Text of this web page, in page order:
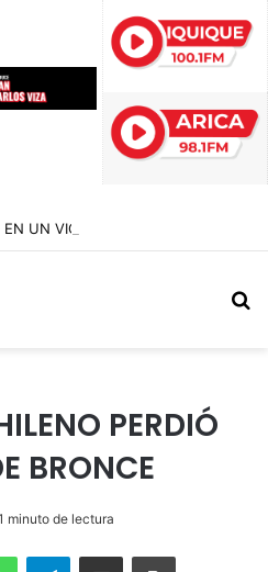
PERDIÓ
BRONCE
minuto de lectura
WhatsAppTelegramEnviar vía email Imprimir